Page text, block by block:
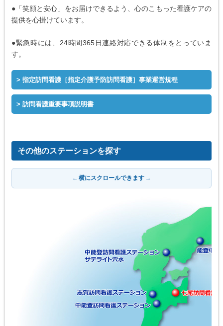
●「笑顔と安心」をお届けできるよう、心のこもった看護ケアの
提供を心掛けています。
●緊急時には、24時間365日連絡対応できる体制をとっていま
す。
指定訪問看護［指定介護予防訪問看護］事業運営規程
訪問看護重要事項説明書
その他のステーションを探す
← 横にスクロールできます →